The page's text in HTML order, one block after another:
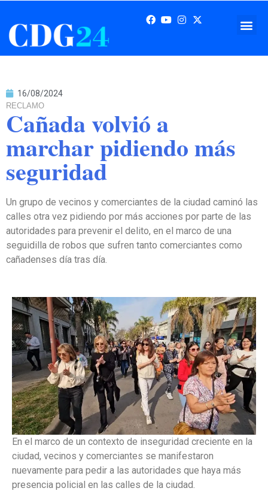
16/08/2024
RECLAMO
Cañada volvió a
marchar pidiendo más
seguridad
Un grupo de vecinos y comerciantes de la ciudad caminó las
calles otra vez pidiendo por más acciones por parte de las
autoridades para prevenir el delito, en el marco de una
seguidilla de robos que sufren tanto comerciantes como
cañadenses día tras día.
En el marco de un contexto de inseguridad creciente en la
ciudad, vecinos y comerciantes se manifestaron
nuevamente para pedir a las autoridades que haya más
presencia policial en las calles de la ciudad.